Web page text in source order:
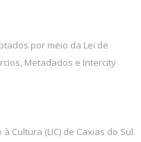
por meio da Lei de
Metadados e Intercity
Cultura (LIC) de Caxias do Sul.